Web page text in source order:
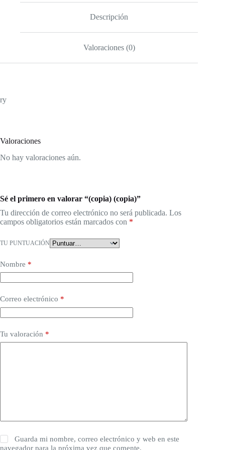
Descripción
Valoraciones (0)
ry
Valoraciones
No hay valoraciones aún.
Sé el primero en valorar “(copia) (copia)”
Tu dirección de correo electrónico no será publicada. Los
campos obligatorios están marcados con *
TU PUNTUACIÓN
Nombre *
Correo electrónico *
Tu valoración *
Guarda mi nombre, correo electrónico y web en este
navegador para la próxima vez que comente.